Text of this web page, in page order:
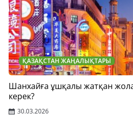
ҚАЗАҚСТАН ЖАҢАЛЫҚТАРЫ
Шанхайға ұшқалы жатқан
керек?
30.03.2026